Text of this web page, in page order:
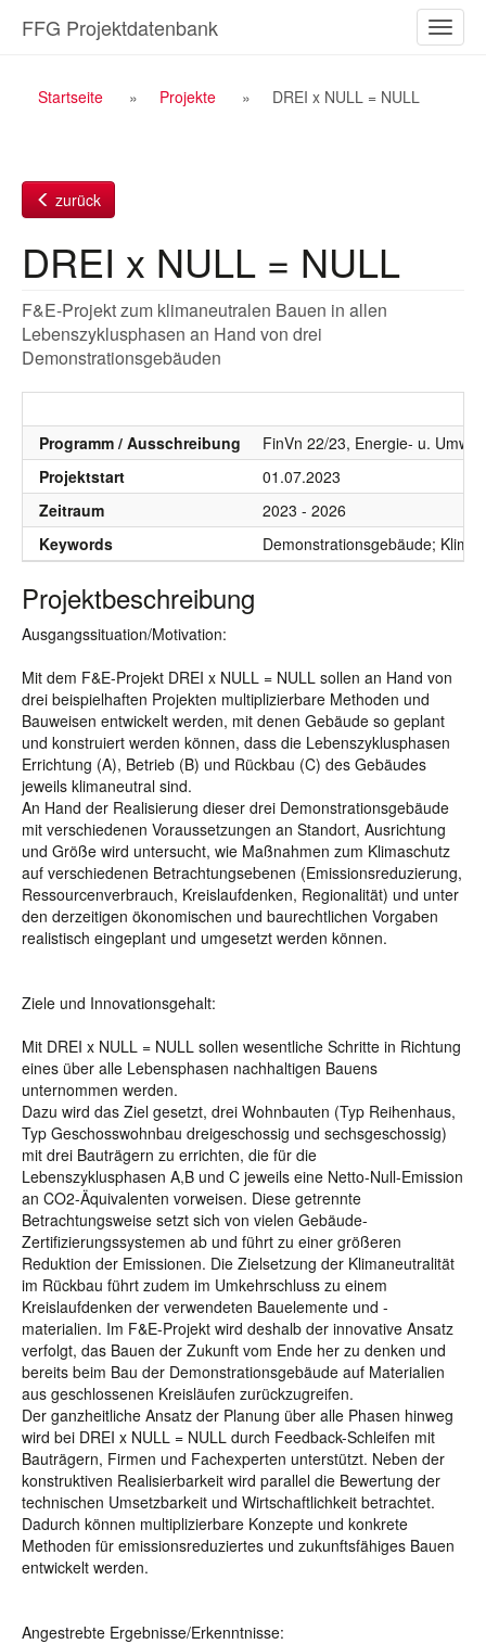
Inhalt
ein-/
FFG Projektdatenbank
Breadcrumb
Startseite Projekte DREI x NULL = NULL
zurück
DREI x NULL = NULL
F&E-Projekt zum klimaneutralen Bauen in allen
Lebenszyklusphasen an Hand von drei
Demonstrationsgebäuden
Programm / Ausschreibung
FinVn 22/23, Energie- u.
Projektstart
01.07.2023
Zeitraum
2023 - 2026
Keywords
Demonstrationsgebäude;
Projektbeschreibung
Ausgangssituation/Motivation:
Mit dem F&E-Projekt DREI x NULL = NULL sollen an Hand von
drei beispielhaften Projekten multiplizierbare Methoden und
Bauweisen entwickelt werden, mit denen Gebäude so geplant
und konstruiert werden können, dass die Lebenszyklusphasen
Errichtung (A), Betrieb (B) und Rückbau (C) des Gebäudes
jeweils klimaneutral sind.
An Hand der Realisierung dieser drei Demonstrationsgebäude
mit verschiedenen Voraussetzungen an Standort, Ausrichtung
und Größe wird untersucht, wie Maßnahmen zum Klimaschutz
auf verschiedenen Betrachtungsebenen (Emissionsreduzierung,
Ressourcenverbrauch, Kreislaufdenken, Regionalität) und unter
den derzeitigen ökonomischen und baurechtlichen Vorgaben
realistisch eingeplant und umgesetzt werden können.
Ziele und Innovationsgehalt:
Mit DREI x NULL = NULL sollen wesentliche Schritte in Richtung
eines über alle Lebensphasen nachhaltigen Bauens
unternommen werden.
Dazu wird das Ziel gesetzt, drei Wohnbauten (Typ Reihenhaus,
Typ Geschosswohnbau dreigeschossig und sechsgeschossig)
mit drei Bauträgern zu errichten, die für die
Lebenszyklusphasen A,B und C jeweils eine Netto-Null-Emission
an CO2-Äquivalenten vorweisen. Diese getrennte
Betrachtungsweise setzt sich von vielen Gebäude-
Zertifizierungssystemen ab und führt zu einer größeren
Reduktion der Emissionen. Die Zielsetzung der Klimaneutralität
im Rückbau führt zudem im Umkehrschluss zu einem
Kreislaufdenken der verwendeten Bauelemente und -
materialien. Im F&E-Projekt wird deshalb der innovative Ansatz
verfolgt, das Bauen der Zukunft vom Ende her zu denken und
bereits beim Bau der Demonstrationsgebäude auf Materialien
aus geschlossenen Kreisläufen zurückzugreifen.
Der ganzheitliche Ansatz der Planung über alle Phasen hinweg
wird bei DREI x NULL = NULL durch Feedback-Schleifen mit
Bauträgern, Firmen und Fachexperten unterstützt. Neben der
konstruktiven Realisierbarkeit wird parallel die Bewertung der
technischen Umsetzbarkeit und Wirtschaftlichkeit betrachtet.
Dadurch können multiplizierbare Konzepte und konkrete
Methoden für emissionsreduziertes und zukunftsfähiges Bauen
entwickelt werden.
Angestrebte Ergebnisse/Erkenntnisse: